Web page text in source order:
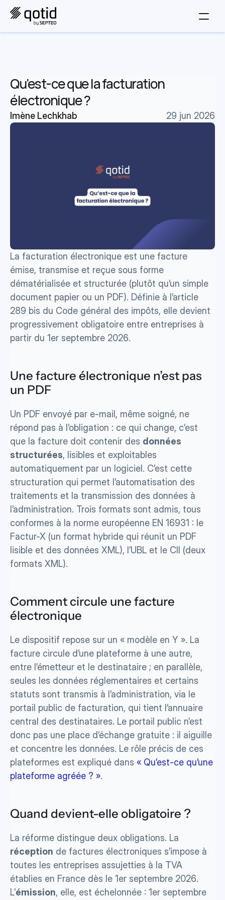
Qu’est-ce que la facturation
électronique ?
Imène Lechkhab 29 jun 2026
La facturation électronique est une facture
émise, transmise et reçue sous forme
dématérialisée et structurée (plutôt qu’un simple
document papier ou un PDF). Définie à l’article
289 bis du Code général des impôts, elle devient
progressivement obligatoire entre entreprises à
partir du 1er septembre 2026.
Une facture électronique n’est pas
un PDF
Un PDF envoyé par e-mail, même soigné, ne
répond pas à l’obligation : ce qui change, c’est
que la facture doit contenir des données
structurées, lisibles et exploitables
automatiquement par un logiciel. C’est cette
structuration qui permet l’automatisation des
traitements et la transmission des données à
l’administration. Trois formats sont admis, tous
conformes à la norme européenne EN 16931 : le
Factur-X (un format hybride qui réunit un PDF
lisible et des données XML), l’UBL et le CII (deux
formats XML).
Comment circule une facture
électronique
Le dispositif repose sur un « modèle en Y ». La
facture circule d’une plateforme à une autre,
entre l’émetteur et le destinataire ; en parallèle,
seules les données réglementaires et certains
statuts sont transmis à l’administration, via le
portail public de facturation, qui tient l’annuaire
central des destinataires. Le portail public n’est
donc pas une place d’échange gratuite : il aiguille
et concentre les données. Le rôle précis de ces
plateformes est expliqué dans « Qu’est-ce qu’une
plateforme agréée ? ».
Quand devient-elle obligatoire ?
réception de factures électroniques s’impose à
toutes les entreprises assujetties à la TVA
établies en France dès le 1er septembre 2026.
L’émission, elle, est échelonnée : 1er septembre